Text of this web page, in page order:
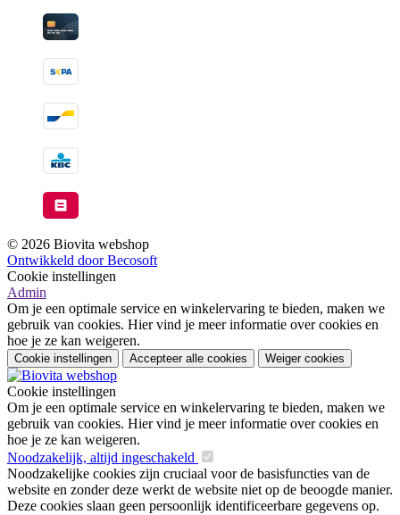
© 2026 Biovita webshop
Ontwikkeld door Becosoft
Cookie instellingen
Admin
Om je een optimale service en winkelervaring te bieden, maken we
gebruik van cookies. Hier vind je meer informatie over cookies en
hoe je ze kan weigeren.
Cookie instellingen Accepteer alle cookies Weiger cookies
Cookie instellingen
Om je een optimale service en winkelervaring te bieden, maken we
gebruik van cookies. Hier vind je meer informatie over cookies en
hoe je ze kan weigeren.
Noodzakelijk, altijd ingeschakeld
Noodzakelijke cookies zijn cruciaal voor de basisfuncties van de
website en zonder deze werkt de website niet op de beoogde manier.
Deze cookies slaan geen persoonlijk identificeerbare gegevens op.